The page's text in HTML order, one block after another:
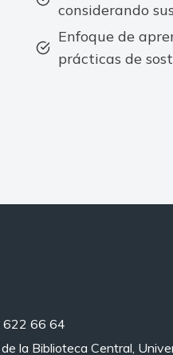
considerando
Enfoque de
prácticas de
66 64
la Biblioteca Central,